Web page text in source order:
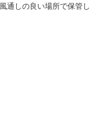
通しの良い場所で保管し